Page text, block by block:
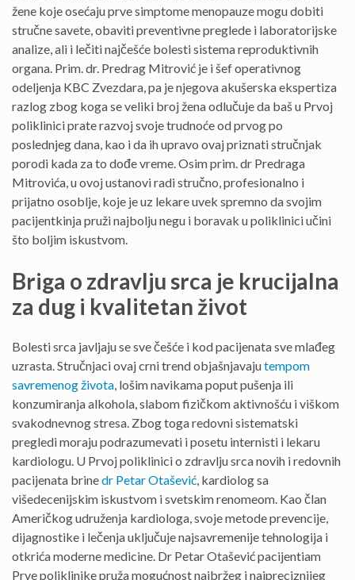
žene koje osećaju prve simptome menopauze mogu dobiti
stručne savete, obaviti preventivne preglede i laboratorijske
analize, ali i lečiti najčešće bolesti sistema reproduktivnih
organa. Prim. dr. Predrag Mitrović je i šef operativnog
odeljenja KBC Zvezdara, pa je njegova akušerska ekspertiza
razlog zbog koga se veliki broj žena odlučuje da baš u Prvoj
poliklinici prate razvoj svoje trudnoće od prvog po
poslednjeg dana, kao i da ih upravo ovaj priznati stručnjak
porodi kada za to dođe vreme. Osim prim. dr Predraga
Mitrovića, u ovoj ustanovi radi stručno, profesionalno i
prijatno osoblje, koje je uz lekare uvek spremno da svojim
pacijentkinja pruži najbolju negu i boravak u poliklinici učini
što boljim iskustvom.
Briga o zdravlju srca je krucijalna
za dug i kvalitetan život
Bolesti srca javljaju se sve češće i kod pacijenata sve mlađeg
uzrasta. Stručnjaci ovaj crni trend objašnjavajutempom
savremenog života, lošim navikama poput pušenja ili
konzumiranja alkohola, slabom fizičkom aktivnošću i viškom
svakodnevnog stresa. Zbog toga redovni sistematski
pregledi moraju podrazumevati i posetu internisti i lekaru
kardiologu. U Prvoj poliklinici o zdravlju srca novih i redovnih
pacijenata brinedr Petar Otašević, kardiolog sa
višedecenijskim iskustvom i svetskim renomeom. Kao član
Američkog udruženja kardiologa, svoje metode prevencije,
dijagnostike i lečenja uključuje najsavremenije tehnologija i
otkrića moderne medicine. Dr Petar Otašević pacijentiam
Prve poliklinike pruža mogućnost najbržeg i najpreciznijeg